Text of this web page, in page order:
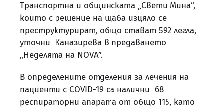
Транспортна и общинската „Свети Мина“,
които с решение на щаба изцяло се
преструктурират, общо стават 592 легла,
уточни Каназирева в предаването
„Неделята на NOVA”.
В определените отделения за лечения на
пациенти с COVID-19 са налични 68
респираторни апарата от общо 115, като